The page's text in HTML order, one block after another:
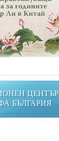
ЦЕНТЪР
БЪЛГАРИЯ